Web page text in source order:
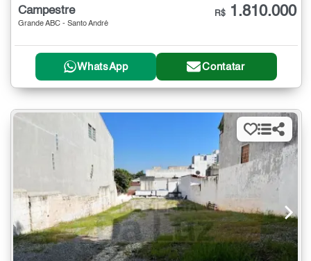
Campestre
Grande ABC - Santo André
R$ 1.810.000
WhatsApp Contatar